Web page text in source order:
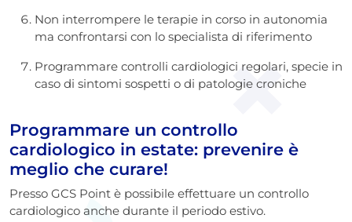
Non interrompere le terapie in corso in autonomia
ma confrontarsi con lo specialista di riferimento
Programmare controlli cardiologici regolari, specie in
caso di sintomi sospetti o di patologie croniche
Programmare un controllo
cardiologico in estate: prevenire è
meglio che curare!
Presso GCS Point è possibile effettuare un controllo
cardiologico anche durante il periodo estivo.